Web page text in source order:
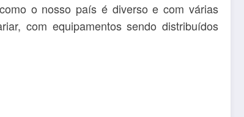
o nosso país é diverso e com várias
com equipamentos sendo distribuídos